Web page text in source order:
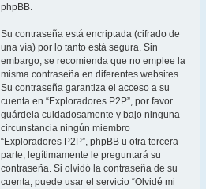
phpBB.
Su contraseña está encriptada (cifrado de
una vía) por lo tanto está segura. Sin
embargo, se recomienda que no emplee la
misma contraseña en diferentes websites.
Su contraseña garantiza el acceso a su
cuenta en “Exploradores P2P”, por favor
guárdela cuidadosamente y bajo ninguna
circunstancia ningún miembro
“Exploradores P2P”, phpBB u otra tercera
parte, legítimamente le preguntará su
contraseña. Si olvidó la contraseña de su
cuenta, puede usar el servicio “Olvidé mi